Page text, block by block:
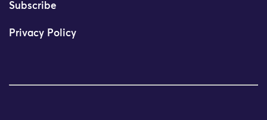
Subscribe
Privacy Policy